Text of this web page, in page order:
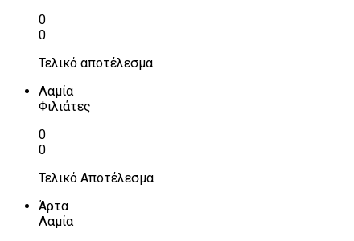
0
0
Τελικό αποτέλεσμα
Λαμία
Φιλιάτες
0
0
Τελικό Αποτέλεσμα
Άρτα
Λαμία